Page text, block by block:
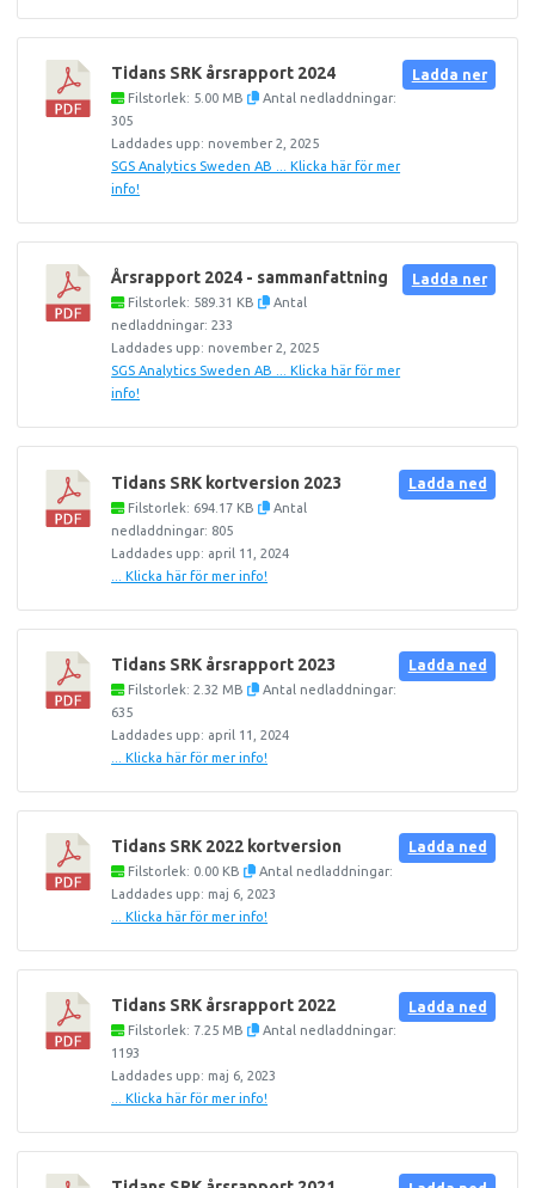
Tidans SRK årsrapport 2024
Filstorlek: 5.00 MB
Antal nedladdningar:
305
Laddades upp: november 2, 2025
SGS Analytics Sweden AB ... Klicka här för mer
info!
Ladda ner
Årsrapport 2024 - sammanfattning
Filstorlek: 589.31 KB
Antal
nedladdningar: 233
Laddades upp: november 2, 2025
SGS Analytics Sweden AB ... Klicka här för mer
info!
Ladda ner
Tidans SRK kortversion 2023
Filstorlek: 694.17 KB
Antal
nedladdningar: 805
Laddades upp: april 11, 2024
... Klicka här för mer info!
Ladda ned
Tidans SRK årsrapport 2023
Filstorlek: 2.32 MB
Antal nedladdningar:
635
Laddades upp: april 11, 2024
... Klicka här för mer info!
Ladda ned
Tidans SRK 2022 kortversion
Filstorlek: 0.00 KB
Antal nedladdningar:
Laddades upp: maj 6, 2023
... Klicka här för mer info!
Ladda ned
Tidans SRK årsrapport 2022
Filstorlek: 7.25 MB
Antal nedladdningar:
1193
Laddades upp: maj 6, 2023
... Klicka här för mer info!
Ladda ned